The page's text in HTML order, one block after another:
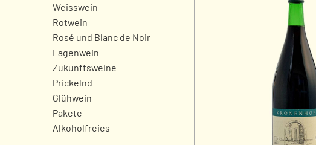
Weisswein
Rotwein
Rosé und Blanc de Noir
Lagenwein
Zukunftsweine
Prickelnd
Glühwein
Pakete
Alkoholfreies